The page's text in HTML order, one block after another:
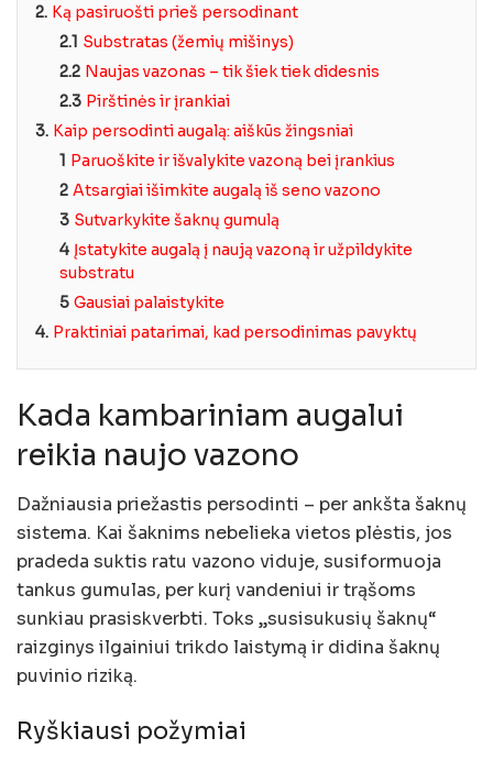
2. Ką pasiruošti prieš persodinant
2.1 Substratas (žemių mišinys)
2.2 Naujas vazonas – tik šiek tiek didesnis
2.3 Pirštinės ir įrankiai
3. Kaip persodinti augalą: aiškūs žingsniai
1 Paruoškite ir išvalykite vazoną bei įrankius
2 Atsargiai išimkite augalą iš seno vazono
3 Sutvarkykite šaknų gumulą
4 Įstatykite augalą į naują vazoną ir užpildykite
substratu
5 Gausiai palaistykite
4. Praktiniai patarimai, kad persodinimas pavyktų
Kada kambariniam augalui
reikia naujo vazono
Dažniausia priežastis persodinti – per ankšta šaknų
sistema. Kai šaknims nebelieka vietos plėstis, jos
pradeda suktis ratu vazono viduje, susiformuoja
tankus gumulas, per kurį vandeniui ir trąšoms
sunkiau prasiskverbti. Toks „susisukusių šaknų“
raizginys ilgainiui trikdo laistymą ir didina šaknų
puvinio riziką.
Ryškiausi požymiai